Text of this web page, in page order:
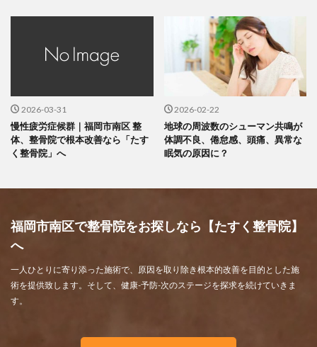
2026-03-31
慢性疲労症候群｜福岡市南区 整
体、整骨院で根本改善なら「たす
く整骨院」へ
2026-02-22
地球の周波数のシューマン共鳴が
体調不良、倦怠感、頭痛、異常な
眠気の原因に？
福岡市南区で整骨院をお探しなら【たすく整骨院】
へ
一人ひとりに寄り添った施術で、原因を取り除き根本的改善を目的とした施
術を提供致します。そして、健康-予防-次のステージを探求を続けていきま
す。